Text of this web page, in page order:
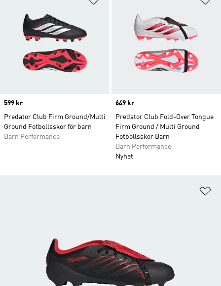
Price
599 kr
Predator Club Firm Ground/Multi
Ground Fotbollsskor för barn
Barn Performance
Price
649 kr
Predator Club Fold-Over Tongue
Firm Ground / Multi Ground
Fotbollsskor Barn
Barn Performance
Nyhet